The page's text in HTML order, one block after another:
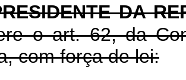
DA
o art. 62, da
com força de lei: